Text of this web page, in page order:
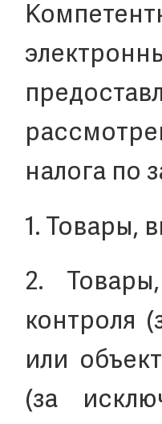
налога по
1. Товары,
2.
контроля
или
(за